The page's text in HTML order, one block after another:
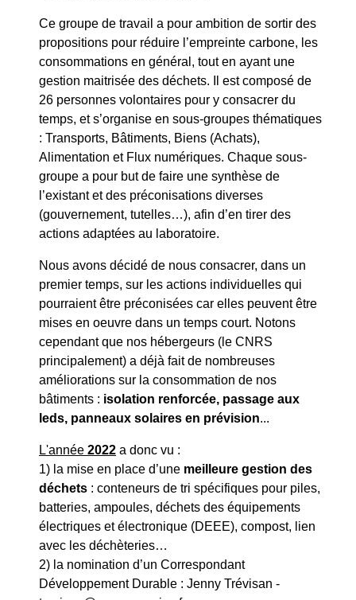
Ce groupe de travail a pour ambition de sortir des
propositions pour réduire l’empreinte carbone, les
consommations en général, tout en ayant une
gestion maitrisée des déchets. Il est composé de
26 personnes volontaires pour y consacrer du
temps, et s’organise en sous-groupes thématiques
: Transports, Bâtiments, Biens (Achats),
Alimentation et Flux numériques. Chaque sous-
groupe a pour but de faire une synthèse de
l’existant et des préconisations diverses
(gouvernement, tutelles…), afin d’en tirer des
actions adaptées au laboratoire.
Nous avons décidé de nous consacrer, dans un
premier temps, sur les actions individuelles qui
pourraient être préconisées car elles peuvent être
mises en oeuvre dans un temps court. Notons
cependant que nos hébergeurs (le CNRS
principalement) a déjà fait de nombreuses
améliorations sur la consommation de nos
bâtiments : isolation renforcée, passage aux
leds, panneaux solaires en prévision...
L'année 2022 a donc vu :
1) la mise en place d’une meilleure gestion des
déchets : conteneurs de tri spécifiques pour piles,
batteries, ampoules, déchets des équipements
électriques et électronique (DEEE), compost, lien
avec les déchèteries…
2) la nomination d’un Correspondant
Développement Durable : Jenny Trévisan -